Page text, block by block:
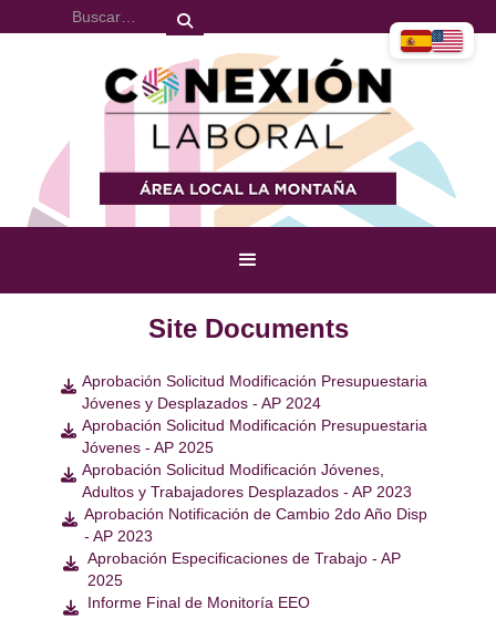
Site Documents
 Aprobación Solicitud Modificación Presupuestaria
Jóvenes y Desplazados - AP 2024
 Aprobación Solicitud Modificación Presupuestaria
Jóvenes - AP 2025
 Aprobación Solicitud Modificación Jóvenes,
Adultos y Trabajadores Desplazados - AP 2023
 Aprobación Notificación de Cambio 2do Año Disp
- AP 2023
 Aprobación Especificaciones de Trabajo - AP
2025
 Informe Final de Monitoría EEO